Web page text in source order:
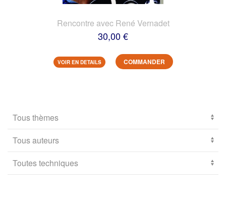
Rencontre avec René Vernadet
30,00 €
VOIR EN DETAILS COMMANDER